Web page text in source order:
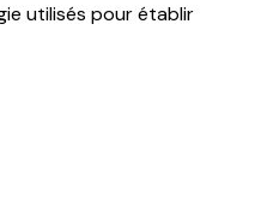
utilisés pour établir